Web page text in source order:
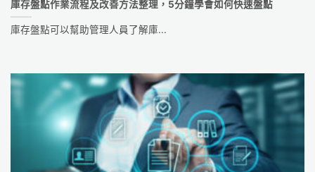
庫存盤點作業流程及改善方法整理，5分鐘學會如何快速盤點
庫存盤點可以幫助管理人員了解庫...